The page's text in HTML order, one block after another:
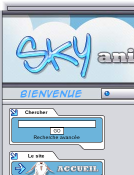
Chercher
Recherche avancée
Le site